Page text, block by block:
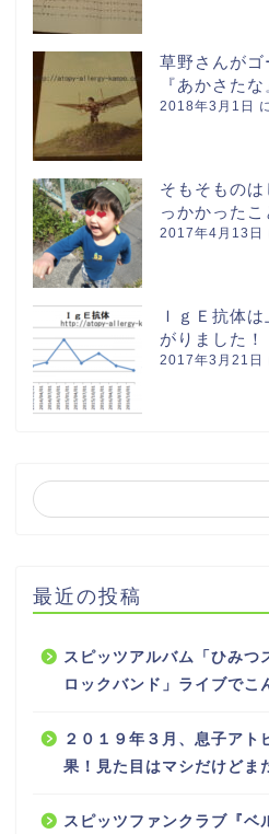
草野さんがゴ
『あかさた
2018年3月1日
そもそもの
っかかったこ
2017年4月13日
ＩｇＥ抗体
がりました！
2017年3月21日
最近の投稿
スピッツアルバム「ひみつ
ロックバンド」ライブでこ
２０１９年３月、息子アト
果！見た目はマシだけどま
スピッツファンクラブ『ベ